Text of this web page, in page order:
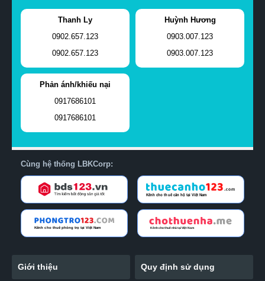
Thanh Ly
0902.657.123
0902.657.123
Huỳnh Hương
0903.007.123
0903.007.123
Phản ánh/khiếu nại
0917686101
0917686101
Cùng hệ thống LBKCorp:
Giới thiệu Quy định sử dụng